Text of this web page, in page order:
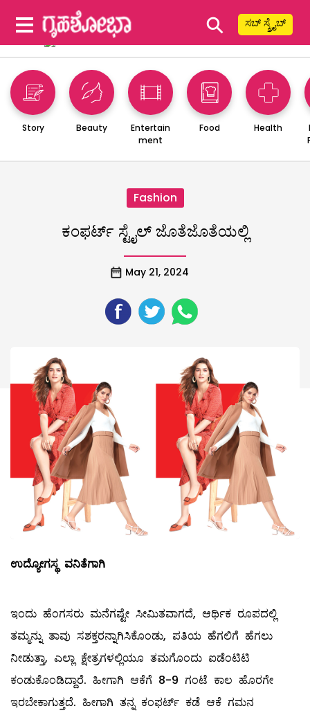
⚲ ಸಬ್ ಸ್ಕ್ರೈಬ್
Story Beauty
Entertain
ment
Food Health
Fashion
ಕಂಫರ್ಟ್ ಸ್ಟೈಲ್ ಜೊತೆಜೊತೆಯಲ್ಲಿ
May 21, 2024
ಉದ್ಯೋಗಸ್ಥ ವನಿತೆಗಾಗಿ
ಇಂದು ಹೆಂಗಸರು ಮನೆಗಷ್ಟೇ ಸೀಮಿತವಾಗದೆ, ಆರ್ಥಿಕ ರೂಪದಲ್ಲಿ
ತಮ್ಮನ್ನು ತಾವು ಸಶಕ್ತರನ್ನಾಗಿಸಿಕೊಂಡು, ಪತಿಯ ಹೆಗಲಿಗೆ ಹೆಗಲು
ನೀಡುತ್ತಾ, ಎಲ್ಲಾ ಕ್ಷೇತ್ರಗಳಲ್ಲಿಯೂ ತಮಗೊಂದು ಐಡೆಂಟಿಟಿ
ಕಂಡುಕೊಂಡಿದ್ದಾರೆ. ಹೀಗಾಗಿ ಆಕೆಗೆ 8-9 ಗಂಟೆ ಕಾಲ ಹೊರಗೇ
ಇರಬೇಕಾಗುತ್ತದೆ. ಹೀಗಾಗಿ ತನ್ನ ಕಂಫರ್ಟ್‌ ಕಡೆ ಆಕೆ ಗಮನ